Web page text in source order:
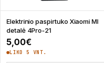
Elektrinio paspirtuko Xiaomi MI
detalė 4Pro-21
5,00€
LIKO 5 VNT.